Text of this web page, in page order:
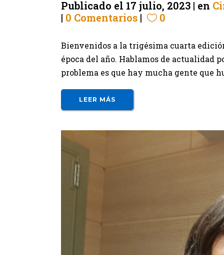
Publicado el 17 julio, 2023 en
0 Comentarios
0
Bienvenidos a la trigésima cuarta
época del año. Hablamos de actualidad
problema es que hay mucha gente que
LEER MÁS